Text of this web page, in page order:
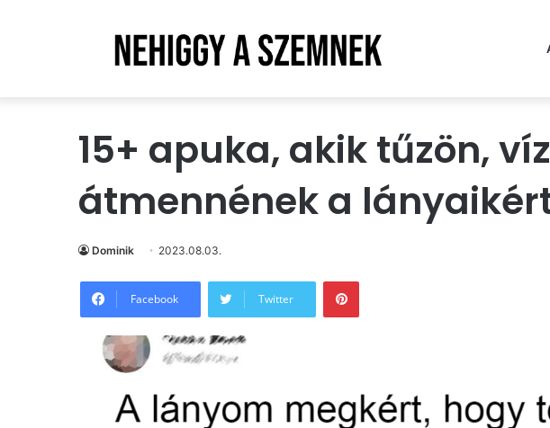
15+ apuka, akik tűzön,
átmennének a
Dominik 2023.08.03.
Facebook Twitter
Pinterest